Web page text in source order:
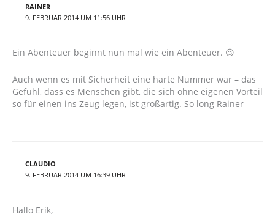
RAINER
9. FEBRUAR 2014 UM 11:56 UHR
Ein Abenteuer beginnt nun mal wie ein Abenteuer. 😉
Auch wenn es mit Sicherheit eine harte Nummer war – das
Gefühl, dass es Menschen gibt, die sich ohne eigenen Vorteil
so für einen ins Zeug legen, ist großartig. So long Rainer
CLAUDIO
9. FEBRUAR 2014 UM 16:39 UHR
Hallo Erik,